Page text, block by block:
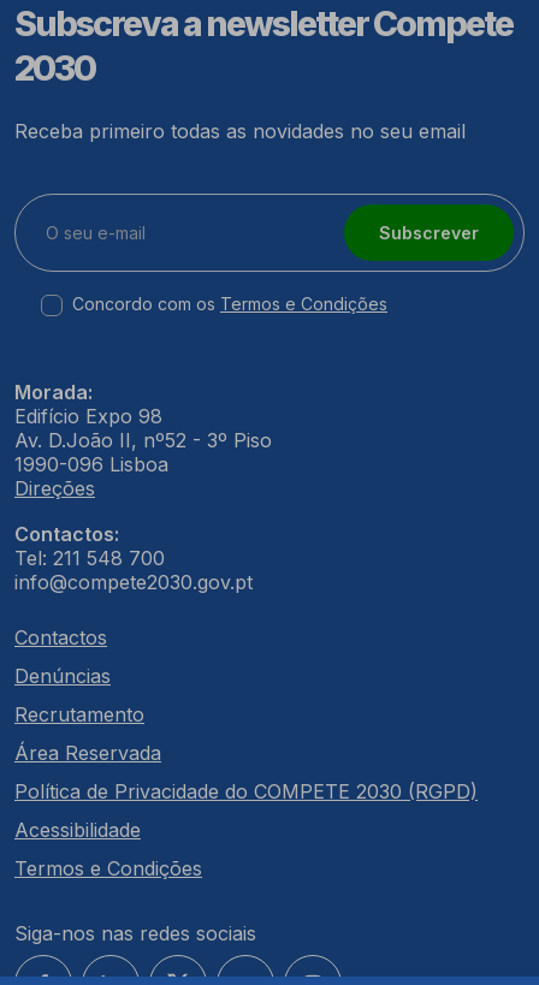
Subscreva a newsletter Compete
2030
Receba primeiro todas as novidades no seu email
Subscrever
Concordo com os Termos e Condições
Morada:
Edifício Expo 98
Av. D.João II, nº52 - 3º Piso
1990-096 Lisboa
Direções
Contactos:
Tel: 211 548 700
info@compete2030.gov.pt
Contactos
Denúncias
Recrutamento
Área Reservada
Política de Privacidade do COMPETE 2030 (RGPD)
Acessibilidade
Termos e Condições
Siga-nos nas redes sociais